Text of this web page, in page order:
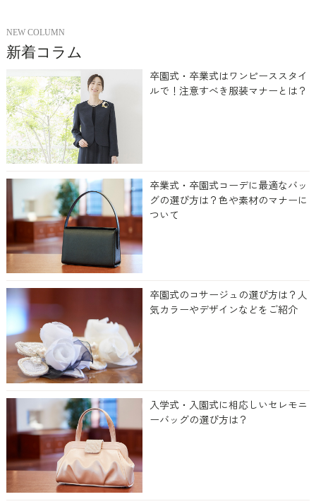
NEW COLUMN
新着コラム
卒園式・卒業式はワンピーススタイ
ルで！注意すべき服装マナーとは？
卒業式・卒園式コーデに最適なバッ
グの選び方は？色や素材のマナーに
ついて
卒園式のコサージュの選び方は？人
気カラーやデザインなどをご紹介
入学式・入園式に相応しいセレモニ
ーバッグの選び方は？